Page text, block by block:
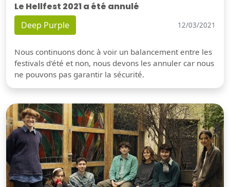
Le Hellfest 2021 a été annulé
Deep Purple 12/03/2021
Nous continuons donc à voir un balancement entre les
festivals d'été et non, nous devons les annuler car nous
ne pouvons pas garantir la sécurité.